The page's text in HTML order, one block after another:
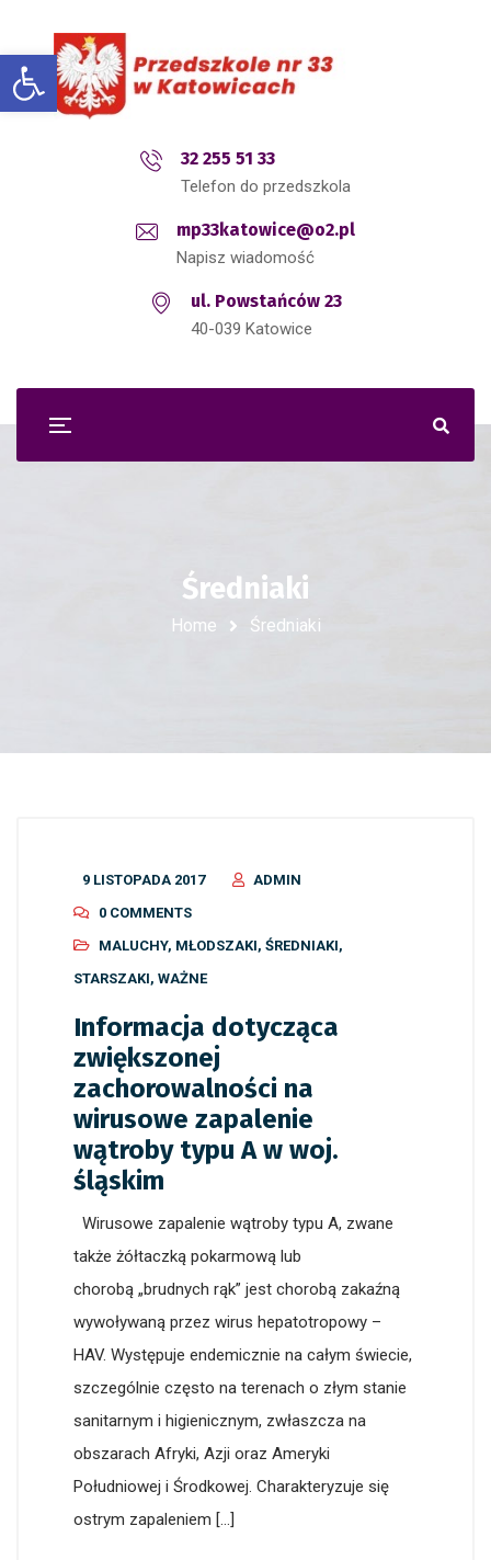
Open toolbar
32 255 51 33
Telefon do przedszkola
mp33katowice@o2.pl
Napisz wiadomość
ul. Powstańców 23
40-039 Katowice
Średniaki
Home Średniaki
9 LISTOPADA 2017
ADMIN
0 COMMENTS
MALUCHY, MŁODSZAKI, ŚREDNIAKI,
STARSZAKI, WAŻNE
Informacja dotycząca
zwiększonej
zachorowalności na
wirusowe zapalenie
wątroby typu A w woj.
śląskim
Wirusowe zapalenie wątroby typu A, zwane
także żółtaczką pokarmową lub
chorobą „brudnych rąk” jest chorobą zakaźną
wywoływaną przez wirus hepatotropowy –
HAV. Występuje endemicznie na całym świecie,
szczególnie często na terenach o złym stanie
sanitarnym i higienicznym, zwłaszcza na
obszarach Afryki, Azji oraz Ameryki
Południowej i Środkowej. Charakteryzuje się
ostrym zapaleniem […]